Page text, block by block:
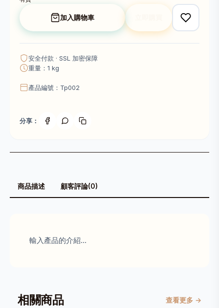
加入購物車
安全付款 · SSL 加密保障
重量：1 kg
產品編號：Tp002
分享：
商品描述 顧客評論(0)
輸入產品的介紹...
相關商品 查看更多 →